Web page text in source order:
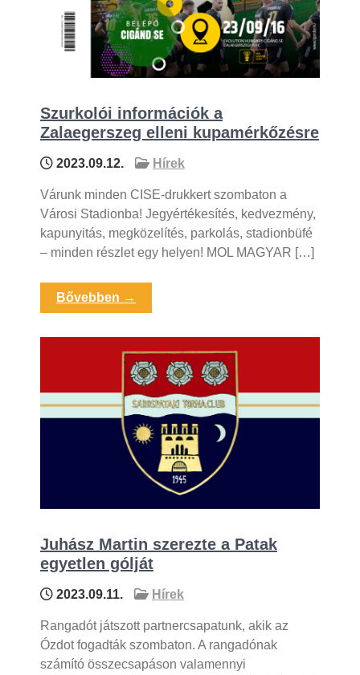
Szurkolói információk a
Zalaegerszeg elleni kupamérkőzésre
2023.09.12. Hírek
Várunk minden CISE-drukkert szombaton a
Városi Stadionba! Jegyértékesítés, kedvezmény,
kapunyitás, megközelítés, parkolás, stadionbüfé
– minden részlet egy helyen! MOL MAGYAR […]
Bővebben →
Juhász Martin szerezte a Patak
egyetlen gólját
2023.09.11. Hírek
Rangadót játszott partnercsapatunk, akik az
Ózdot fogadták szombaton. A rangadónak
számító összecsapáson valamennyi